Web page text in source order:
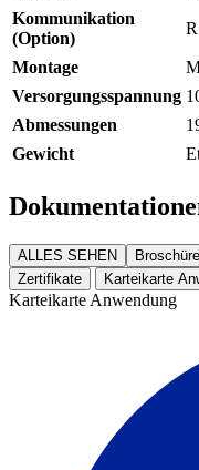
Kommunikation
(Option)
Montage
Versorgungsspannung
Abmessungen
Gewicht
ALLES SEHEN
Zertifikate
Karteikarte
Karteikarte Anwendung